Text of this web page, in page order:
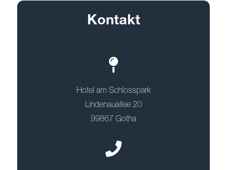
Kontakt
Hotel am Schlosspark
Lindenauallee 20
99867 Gotha